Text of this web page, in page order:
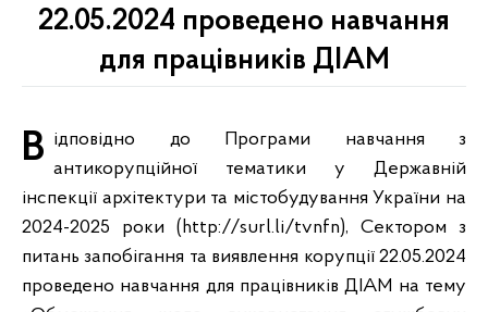
22.05.2024 проведено навчання
для працівників ДІАМ
Відповідно до Програми навчання з антикорупційної тематики у Державній
інспекції архітектури та містобудування України на
2024-2025 роки (http://surl.li/tvnfn), Сектором з
питань запобігання та виявлення корупції 22.05.2024
проведено навчання для працівників ДІАМ на тему